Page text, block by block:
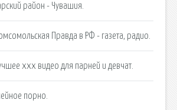
район - Чувашия.
Правда в РФ - газета, радио.
xxx видео для парней и девчат.
порно.